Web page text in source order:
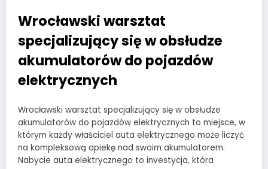
Wrocławski warsztat
specjalizujący się w obsłudze
akumulatorów do pojazdów
elektrycznych
Wrocławski warsztat specjalizujący się w obsłudze
akumulatorów do pojazdów elektrycznych to miejsce, w
którym każdy właściciel auta elektrycznego może liczyć
na kompleksową opiekę nad swoim akumulatorem.
Nabycie auta elektrycznego to investycja, która